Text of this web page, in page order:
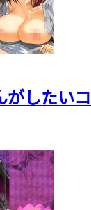
がしたい